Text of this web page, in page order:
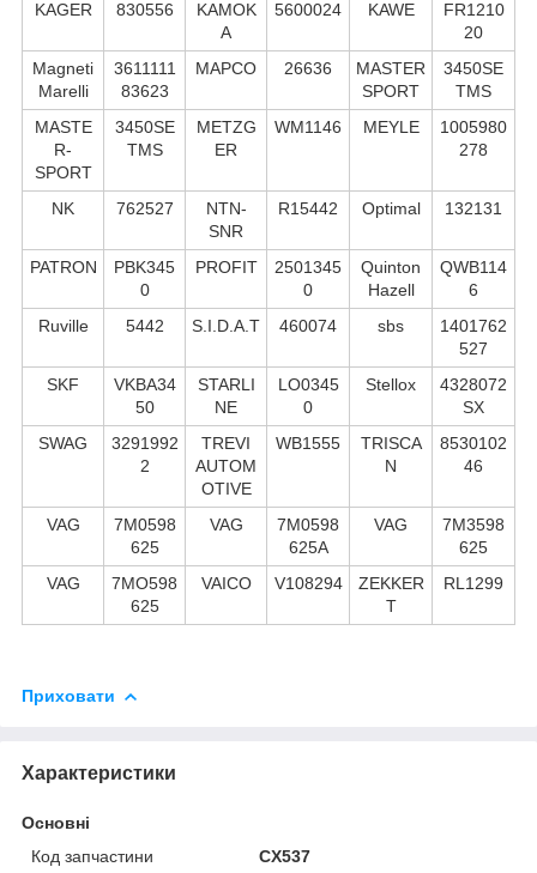
KAGER
830556
KAMOK
A
5600024 KAWE
FR1210
20
Magneti
Marelli
3611111
83623
MAPCO 26636
MASTER
SPORT
3450SE
TMS
MASTE
R-
SPORT
3450SE
TMS
METZG
ER
WM1146 MEYLE
1005980
278
NK 762527
NTN-
SNR
R15442 Optimal 132131
PATRON
PBK345
0
PROFIT
2501345
0
Quinton
Hazell
QWB114
6
Ruville
5442 S.I.D.A.T 460074 sbs
1401762
527
SKF
VKBA34
50
STARLI
NE
LO0345
0
Stellox
4328072
SX
SWAG
3291992
2
TREVI
AUTOM
OTIVE
WB1555
TRISCA
N
8530102
46
VAG
7M0598
625
VAG
7M0598
625A
VAG
7M3598
625
VAG
7MO598
625
VAICO V108294
ZEKKER
T
RL1299
Приховати
Характеристики
Основні
Код запчастини
CX537